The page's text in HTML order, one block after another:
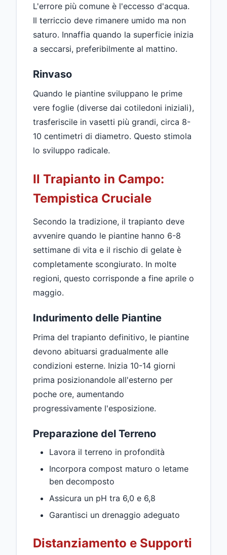
L'errore più comune è l'eccesso d'acqua.
Il terriccio deve rimanere umido ma non
saturo. Innaffia quando la superficie inizia
a seccarsi, preferibilmente al mattino.
Rinvaso
Quando le piantine sviluppano le prime
vere foglie (diverse dai cotiledoni iniziali),
trasferiscile in vasetti più grandi, circa 8-
10 centimetri di diametro. Questo stimola
lo sviluppo radicale.
Il Trapianto in Campo:
Tempistica Cruciale
Secondo la tradizione, il trapianto deve
avvenire quando le piantine hanno 6-8
settimane di vita e il rischio di gelate è
completamente scongiurato. In molte
regioni, questo corrisponde a fine aprile o
maggio.
Indurimento delle Piantine
Prima del trapianto definitivo, le piantine
devono abituarsi gradualmente alle
condizioni esterne. Inizia 10-14 giorni
prima posizionandole all'esterno per
poche ore, aumentando
progressivamente l'esposizione.
Preparazione del Terreno
Lavora il terreno in profondità
Incorpora compost maturo o letame
ben decomposto
Assicura un pH tra 6,0 e 6,8
Garantisci un drenaggio adeguato
Distanziamento e Supporti